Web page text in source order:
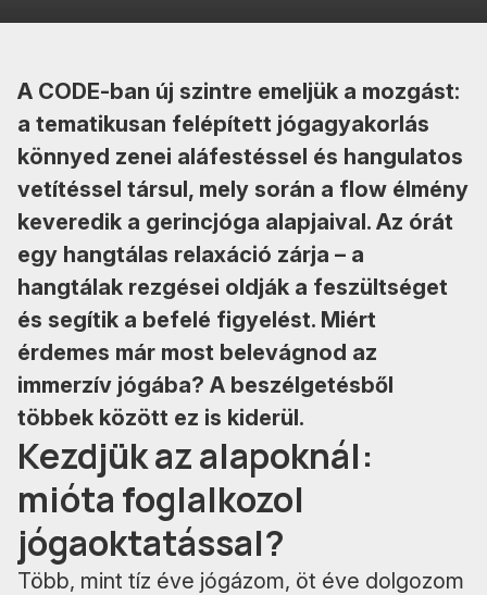
A CODE-ban új szintre emeljük a mozgást:
a tematikusan felépített jógagyakorlás
könnyed zenei aláfestéssel és hangulatos
vetítéssel társul, mely során a flow élmény
keveredik a gerincjóga alapjaival. Az órát
egy hangtálas relaxáció zárja – a
hangtálak rezgései oldják a feszültséget
és segítik a befelé figyelést. Miért
érdemes már most belevágnod az
immerzív jógába? A beszélgetésből
többek között ez is kiderül.
Kezdjük az alapoknál:
mióta foglalkozol
jógaoktatással?
Több, mint tíz éve jógázom, öt éve dolgozom